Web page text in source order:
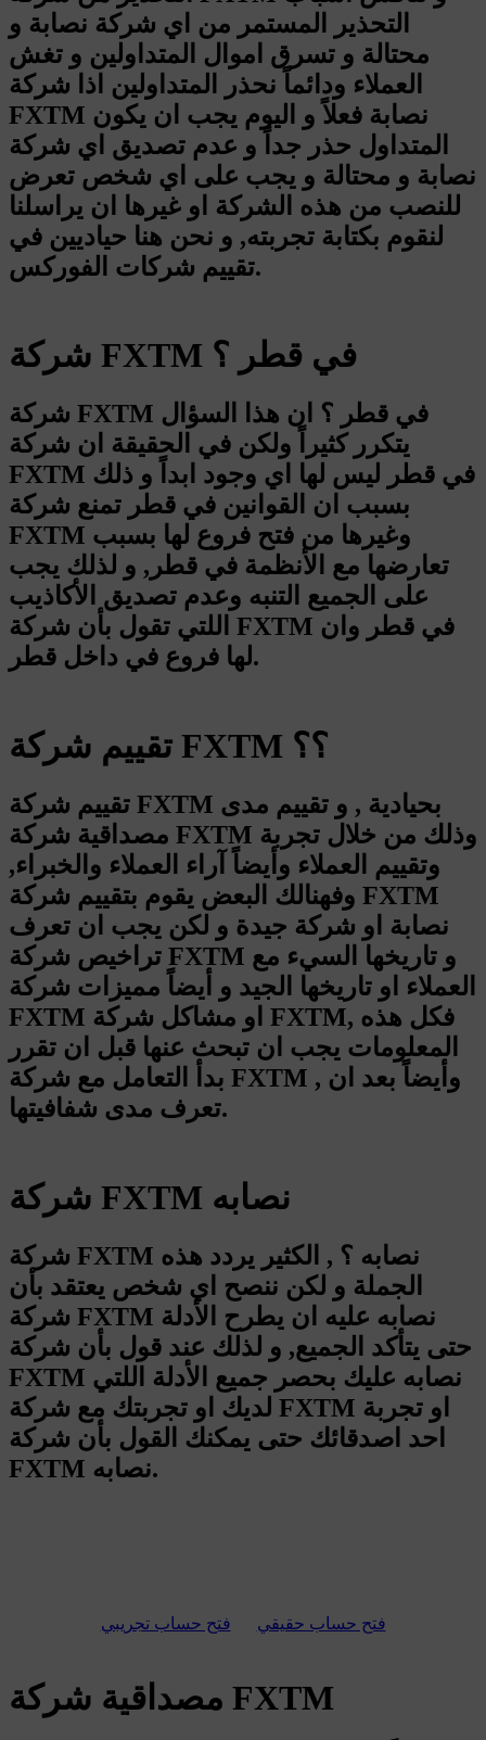
التحذير المستمر من اي شركة نصابة و
محتالة و تسرق اموال المتداولين و تغش
العملاء ودائماً نحذر المتداولين اذا شركة
FXTM نصابة فعلاً و اليوم يجب ان يكون
المتداول حذر جداً و عدم تصديق اي شركة
نصابة و محتالة و يجب على اي شخص تعرض
للنصب من هذه الشركة او غيرها ان يراسلنا
لنقوم بكتابة تجربته, و نحن هنا حياديين في
تقييم شركات الفوركس.
شركة FXTM في قطر ؟
شركة FXTM في قطر ؟ ان هذا السؤال
يتكرر كثيراً ولكن في الحقيقة ان شركة
FXTM في قطر ليس لها اي وجود ابداً و ذلك
بسبب ان القوانين في قطر تمنع شركة
FXTM وغيرها من فتح فروع لها بسبب
تعارضها مع الأنظمة في قطر, و لذلك يجب
على الجميع التنبه وعدم تصديق الأكاذيب
اللتي تقول بأن شركة FXTM في قطر وان
لها فروع في داخل قطر.
تقييم شركة FXTM ؟؟
تقييم شركة FXTM بحيادية , و تقييم مدى
مصداقية شركة FXTM وذلك من خلال تجربة
وتقييم العملاء وأيضاً آراء العملاء والخبراء,
وفهنالك البعض يقوم بتقييم شركة FXTM
نصابة او شركة جيدة و لكن يجب ان تعرف
تراخيص شركة FXTM و تاريخها السيء مع
العملاء او تاريخها الجيد و أيضاً مميزات شركة
FXTM او مشاكل شركة FXTM, فكل هذه
المعلومات يجب ان تبحث عنها قبل ان تقرر
بدأ التعامل مع شركة FXTM , وأيضاً بعد ان
تعرف مدى شفافيتها.
شركة FXTM نصابه
شركة FXTM نصابه ؟ , الكثير يردد هذه
الجملة و لكن ننصح اي شخص يعتقد بأن
شركة FXTM نصابه عليه ان يطرح الأدلة
حتى يتأكد الجميع, و لذلك عند قول بأن شركة
FXTM نصابه عليك بحصر جميع الأدلة اللتي
لديك او تجربتك مع شركة FXTM او تجربة
احد اصدقائك حتى يمكنك القول بأن شركة
FXTM نصابه.
فتح حساب حقيقي فتح حساب تجريبي
مصداقية شركة FXTM